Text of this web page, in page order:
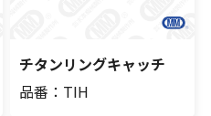
チタンリングキャッチ
品番：TIH